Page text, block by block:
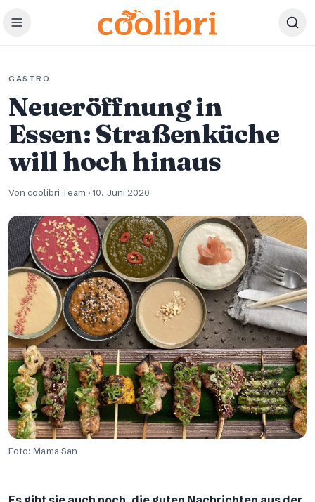
Zum Hauptinhalt springen
GASTRO
Neueröffnung in
Essen: Straßenküche
will hoch hinaus
Von coolibri Team ·10. Juni 2020
Foto: Mama San